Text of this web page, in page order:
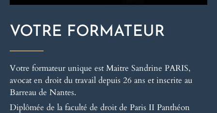
VOTRE FORMATEUR
Votre formateur unique est Maitre Sandrine PARIS,
avocat en droit du travail depuis 26 ans et inscrite au
Barreau de Nantes.
Diplômée de la faculté de droit de Paris II Panthéon